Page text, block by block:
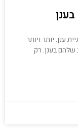
ענן. יותר ויותר
שלהם בענן. רק